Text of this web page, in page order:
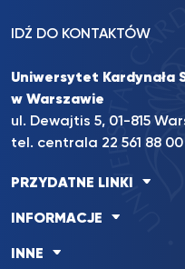
IDŹ DO KONTAKTÓW
Uniwersytet Kardynała
w Warszawie
ul. Dewajtis 5, 01-815
tel. centrala 22 561 88 00
PRZYDATNE LINKI
INFORMACJE
INNE